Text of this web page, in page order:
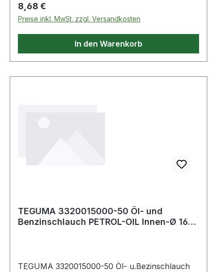
Regulärer Preis:
8,68 €
Preise inkl. MwSt. zzgl. Versandkosten
In den Warenkorb
TEGUMA 3320015000-50 Öl- und
Benzinschlauch PETROL-OIL Innen-Ø 16
TEGUMA 3320015000-50 Öl- u.Bezinschlauch